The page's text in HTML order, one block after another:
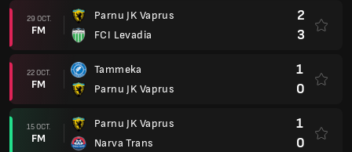
29 OCT.
FM
Parnu JK Vaprus
FCI Levadia
2
3
22 OCT.
FM
Tammeka
Parnu JK Vaprus
1
0
15 OCT.
FM
Parnu JK Vaprus
Narva Trans
1
0